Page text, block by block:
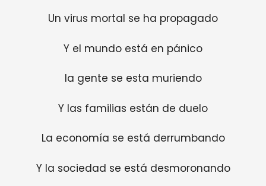
Un virus mortal se ha propagado
Y el mundo está en pánico
la gente se esta muriendo
Y las familias están de duelo
La economía se está derrumbando
Y la sociedad se está desmoronando